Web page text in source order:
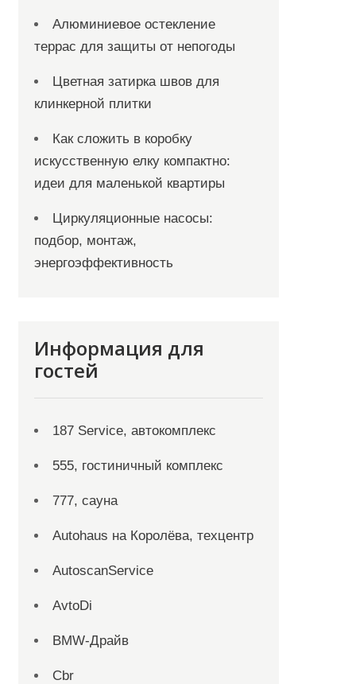
Алюминиевое остекление
террас для защиты от непогоды
Цветная затирка швов для
клинкерной плитки
Как сложить в коробку
искусственную елку компактно:
идеи для маленькой квартиры
Циркуляционные насосы:
подбор, монтаж,
энергоэффективность
Информация для
гостей
187 Service, автокомплекс
555, гостиничный комплекс
777, сауна
Autohaus на Королёва, техцентр
AutoscanService
AvtoDi
BMW-Драйв
Cbr